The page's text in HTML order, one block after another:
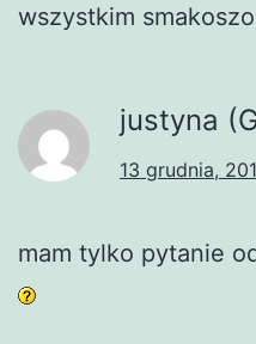
wszystkim
justyna
13 grudnia,
mam tylko pytanie